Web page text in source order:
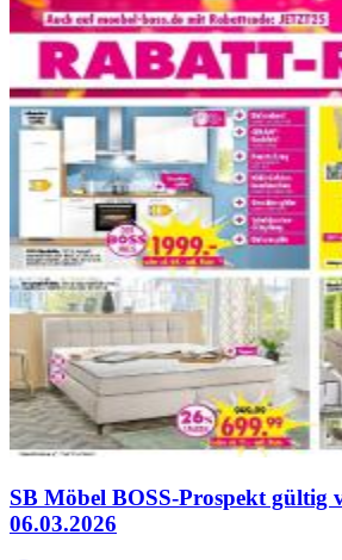
SB Möbel BOSS-Prospekt gültig
06.03.2026